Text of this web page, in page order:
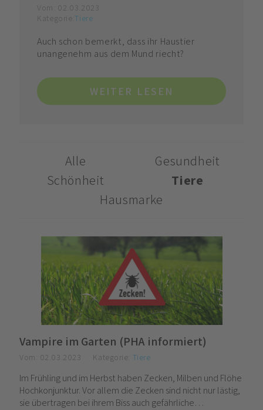
Vom:
02.03.2023
Kategorie:Tiere
Auch schon bemerkt, dass ihr Haustier
unangenehm aus dem Mund riecht?
WEITER LESEN
Alle
Gesundheit
Schönheit
Tiere
Hausmarke
Vampire im Garten (PHA informiert)
Vom: 02.03.2023 Kategorie: Tiere
Im Frühling und im Herbst haben Zecken, Milben und Flöhe
Hochkonjunktur. Vor allem die Zecken sind nicht nur lästig,
sie übertragen bei ihrem Biss auch gefährliche…